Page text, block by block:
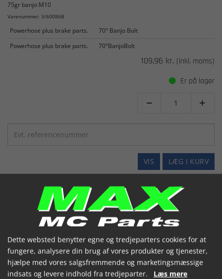
75gr banjo M10
Varenummer: 3/60086B
Powerhose plus brake parts.
70° Banjo Bolt
Powerhose plus brake parts.
70°BanjoBolt
109,96 kr. (inkl. moms)
Er på lager
 
LÆG I KURV
VIS
Dette websted benytter egne og tredjeparters cookies for at
fungere, analysere din brug af vores produkter og tjenester,
hjælpe med vores salgsfremmende og marketingsmæssige
indsats og levere indhold fra tredjeparter. Læs mere